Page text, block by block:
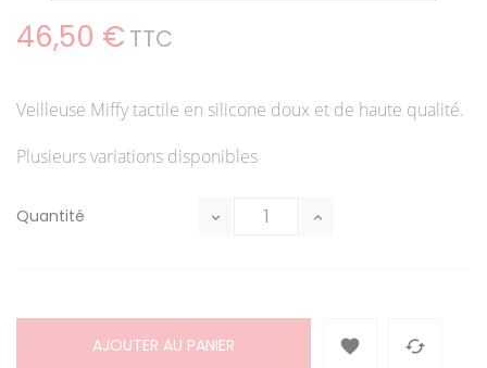
46,50 € TTC
Veilleuse Miffy tactile en silicone doux et de haute qualité.
Plusieurs variations disponibles
Quantité
AJOUTER AU PANIER  